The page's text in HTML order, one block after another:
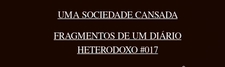
UMA SOCIEDADE CANSADA
FRAGMENTOS DE UM DIÁRIO
HETERODOXO #017